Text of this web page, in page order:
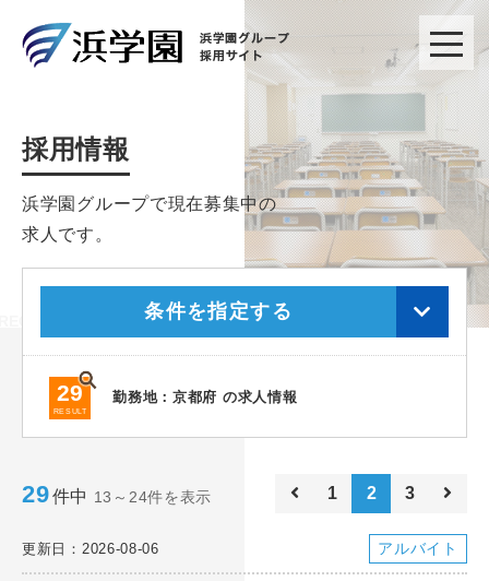
採用情報
浜学園グループで現在募集中の
求人です。
条件を指定する
29
RESULT
勤務地：京都府 の求人情報
29件中 13～24件を表示 1 2 3
更新日：2026-08-06 アルバイト